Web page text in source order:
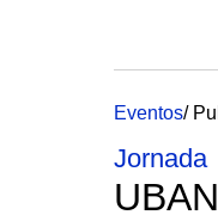
Eventos/
Jornada